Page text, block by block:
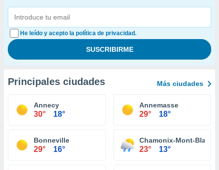
He leído y acepto la política de privacidad.
Principales ciudades Más ciudades
Annecy
30° 18°
Annemasse
29° 18°
Bonneville
29° 16°
Chamonix-Mont-Blanc
23° 13°